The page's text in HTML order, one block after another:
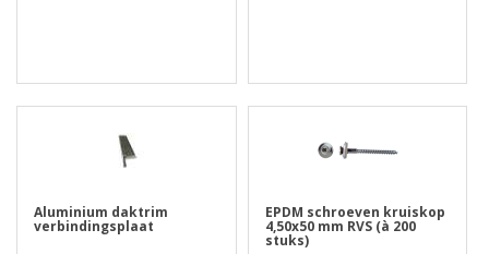
Aluminium daktrim
verbindingsplaat
EPDM schroeven kruiskop
4,50x50 mm RVS (à 200
stuks)